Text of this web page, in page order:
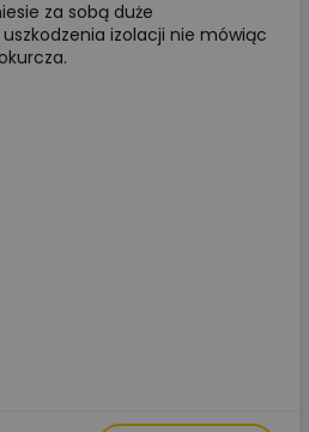
za sobą duże
izolacji nie mówiąc